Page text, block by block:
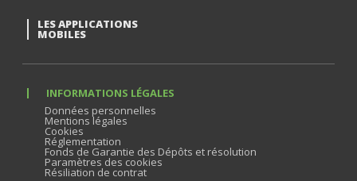
LES APPLICATIONS
MOBILES
INFORMATIONS LÉGALES
Données personnelles
Mentions légales
Cookies
Réglementation
Fonds de Garantie des Dépôts et résolution
Paramètres des cookies
Résiliation de contrat